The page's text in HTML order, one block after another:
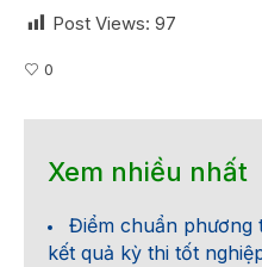
Post Views: 97
0
Xem nhiều nhất
Điểm chuẩn phương
kết quả kỳ thi tốt